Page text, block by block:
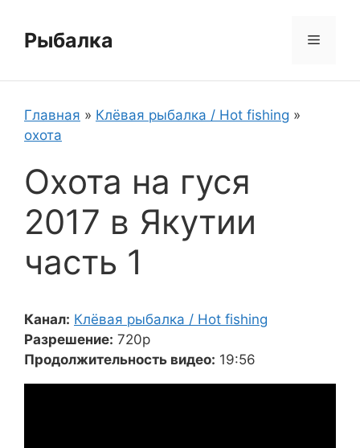
содержимому
Рыбалка Меню
Главная » Клёвая рыбалка / Hot fishing »
охота
Охота на гуся
2017 в Якутии
часть 1
Канал: Клёвая рыбалка / Hot fishing
Разрешение: 720p
Продолжительность видео: 19:56